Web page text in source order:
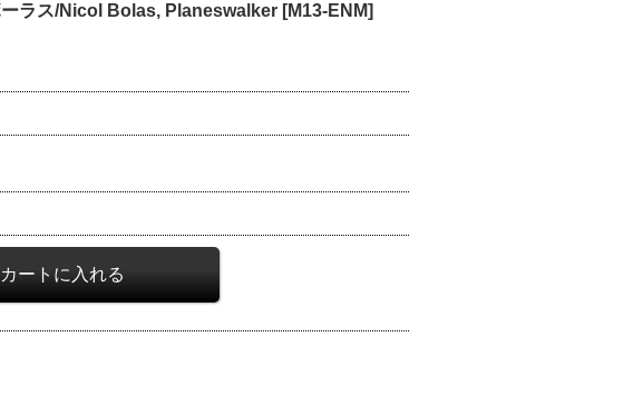
ラス/Nicol Bolas, Planeswalker [M13-ENM]